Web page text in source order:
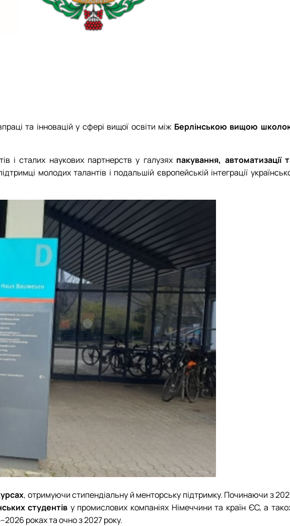
та інновацій у сфері вищої освіти між Берлінською вищою
і сталих наукових партнерств у галузях пакування, автоматизації
молодих талантів і подальшій європейській інтеграції
, отримуючи стипендіальну й менторську підтримку. Починаючи з
студентів у промислових компаніях Німеччини та країн ЄС, а
роках та очно з 2027 року.